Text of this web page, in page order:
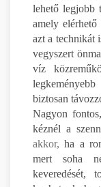
lehető legjobb
amely
azt a technikát
vegyszert
víz
biztosan
Nagyon
kéznél a
akkor, ha a
mert soha
keveredését,